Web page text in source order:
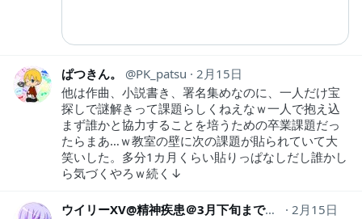
ぱつきん。 PK_patsu
2月15日
他は作曲、小説書き、署名集めなのに、一人だけ宝
探しで謎解きって課題らしくねえなｗ一人で抱え込
まず誰かと協力することを培うための卒業課題だっ
たらまあ…ｗ教室の壁に次の課題が貼られていて大
笑いした。多分1カ月くらい貼りっぱなしだし誰かし
ら気づくやろｗ続く↓
ウイリーXV@精神疾患＠3月下旬までは低浮上
2月15日